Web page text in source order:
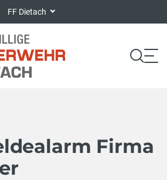
FF Dietach
Firma